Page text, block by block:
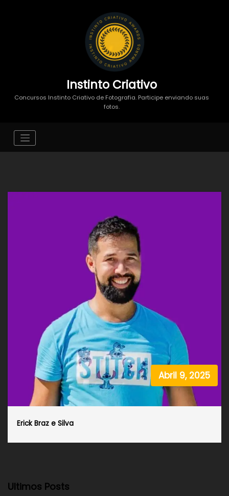
Instinto Criativo
Concursos Instinto Criativo de Fotografia. Participe enviando suas
fotos.
Abril 9, 2025
Erick Braz e Silva
Ultimos Posts